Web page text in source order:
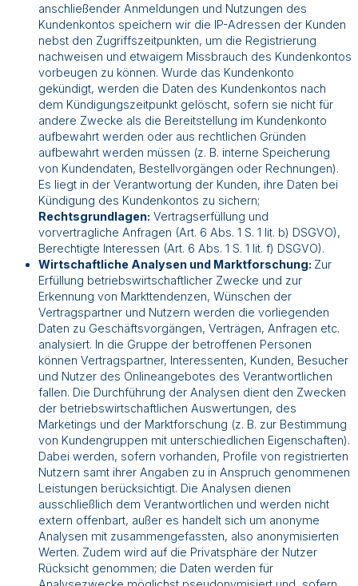
anschließender Anmeldungen und Nutzungen des
Kundenkontos speichern wir die IP-Adressen der Kunden
nebst den Zugriffszeitpunkten, um die Registrierung
nachweisen und etwaigem Missbrauch des Kundenkontos
vorbeugen zu können. Wurde das Kundenkonto
gekündigt, werden die Daten des Kundenkontos nach
dem Kündigungszeitpunkt gelöscht, sofern sie nicht für
andere Zwecke als die Bereitstellung im Kundenkonto
aufbewahrt werden oder aus rechtlichen Gründen
aufbewahrt werden müssen (z. B. interne Speicherung
von Kundendaten, Bestellvorgängen oder Rechnungen).
Es liegt in der Verantwortung der Kunden, ihre Daten bei
Kündigung des Kundenkontos zu sichern;
Rechtsgrundlagen: Vertragserfüllung und
vorvertragliche Anfragen (Art. 6 Abs. 1 S. 1 lit. b) DSGVO),
Berechtigte Interessen (Art. 6 Abs. 1 S. 1 lit. f) DSGVO).
Wirtschaftliche Analysen und Marktforschung: Zur
Erfüllung betriebswirtschaftlicher Zwecke und zur
Erkennung von Markttendenzen, Wünschen der
Vertragspartner und Nutzern werden die vorliegenden
Daten zu Geschäftsvorgängen, Verträgen, Anfragen etc.
analysiert. In die Gruppe der betroffenen Personen
können Vertragspartner, Interessenten, Kunden, Besucher
und Nutzer des Onlineangebotes des Verantwortlichen
fallen. Die Durchführung der Analysen dient den Zwecken
der betriebswirtschaftlichen Auswertungen, des
Marketings und der Marktforschung (z. B. zur Bestimmung
von Kundengruppen mit unterschiedlichen Eigenschaften).
Dabei werden, sofern vorhanden, Profile von registrierten
Nutzern samt ihrer Angaben zu in Anspruch genommenen
Leistungen berücksichtigt. Die Analysen dienen
ausschließlich dem Verantwortlichen und werden nicht
extern offenbart, außer es handelt sich um anonyme
Analysen mit zusammengefassten, also anonymisierten
Werten. Zudem wird auf die Privatsphäre der Nutzer
Rücksicht genommen; die Daten werden für